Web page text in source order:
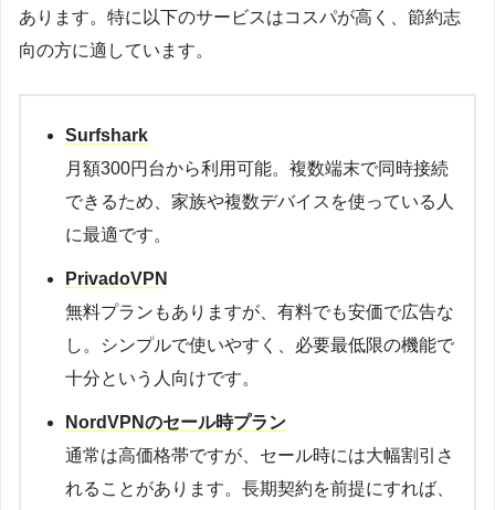
あります。特に以下のサービスはコスパが高く、節約志
向の方に適しています。
Surfshark
月額300円台から利用可能。複数端末で同時接続
できるため、家族や複数デバイスを使っている人
に最適です。
PrivadoVPN
無料プランもありますが、有料でも安価で広告な
し。シンプルで使いやすく、必要最低限の機能で
十分という人向けです。
NordVPNのセール時プラン
通常は高価格帯ですが、セール時には大幅割引さ
れることがあります。長期契約を前提にすれば、